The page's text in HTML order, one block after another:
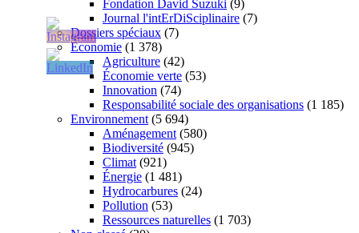
Fondation David Suzuki (9)
Journal l'intErDiSciplinaire (7)
Dossiers spéciaux (7)
Économie (1 378)
Agriculture (42)
Économie verte (53)
Innovation (74)
Responsabilité sociale des organisations (1 185)
Environnement (5 694)
Aménagement (580)
Biodiversité (945)
Climat (921)
Énergie (1 481)
Hydrocarbures (24)
Pollution (53)
Ressources naturelles (1 703)